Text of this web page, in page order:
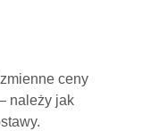
ceny
należy jak